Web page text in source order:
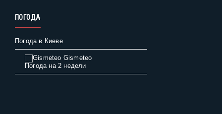
ПОГОДА
Погода в Киеве
Gismeteo
Погода на 2 недели